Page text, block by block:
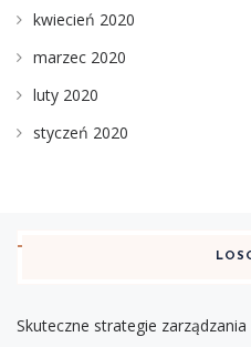
kwiecień 2020
marzec 2020
luty 2020
styczeń 2020
Skuteczne strategie